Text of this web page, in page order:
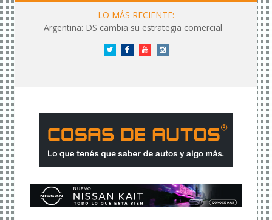
LO MÁS RECIENTE:
Argentina: DS cambia su estrategia comercial
Twitter FacebookYouTubeInstagram